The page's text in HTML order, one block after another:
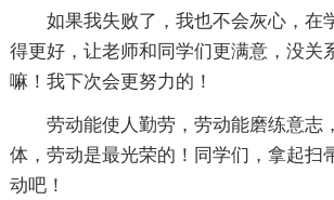
如果我失败了，我也不会灰心，在
得更好，让老师和同学们更满意，没关
嘛！我下次会更努力的！
劳动能使人勤劳，劳动能磨练意志
体，劳动是最光荣的！同学们，拿起扫
动吧！